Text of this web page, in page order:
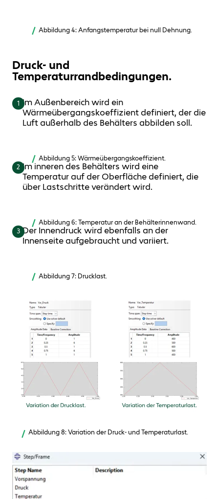
Abbildung 4: Anfangstemperatur bei null Dehnung.
Druck- und
Temperaturrandbedingungen.
1 Im Außenbereich wird ein
Wärmeübergangskoeffizient definiert, der die
Luft außerhalb des Behälters abbilden soll.
Abbildung 5: Wärmeübergangskoeffizient.
2 Im inneren des Behälters wird eine
Temperatur auf der Oberfläche definiert, die
über Lastschritte verändert wird.
Abbildung 6: Temperatur an der Behälterinnenwand.
3 Der Innendruck wird ebenfalls an der
Innenseite aufgebraucht und variiert.
Abbildung 7: Drucklast.
Abbildung 8: Variation der Druck- und Temperaturlast.